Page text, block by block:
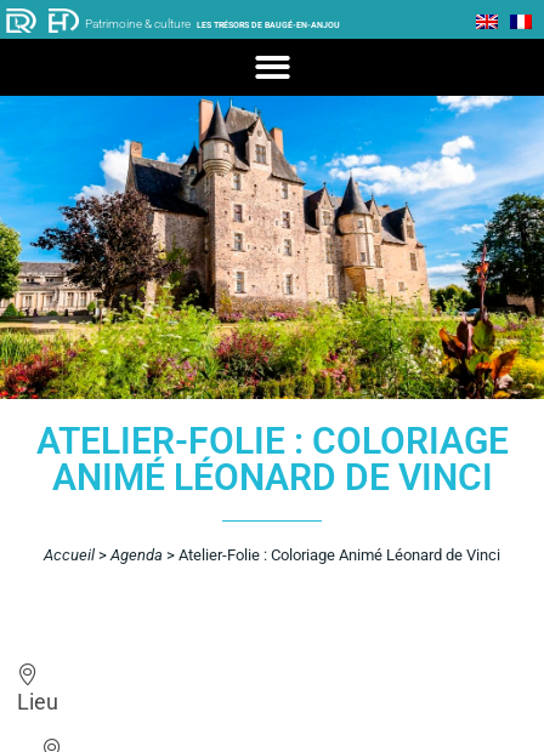
Patrimoine & culture LES TRÉSORS DE BAUGÉ-EN-ANJOU
ATELIER-FOLIE : COLORIAGE
ANIMÉ LÉONARD DE VINCI
Accueil > Agenda > Atelier-Folie : Coloriage Animé Léonard de Vinci
Lieu